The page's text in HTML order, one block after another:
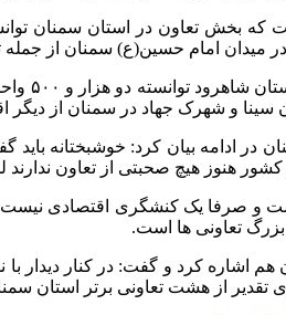
که بخش تعاون در استان سمنان
وی
و شهرک جهاد در سمنان از
هنوز هیچ صحبتی از تعاون ندارند
و صرفا یک کنشگری اقتصادی
تعاونی ها است.
اشاره کرد و گفت: در کنار دیدار
تقدیر از هشت تعاونی برتر استان